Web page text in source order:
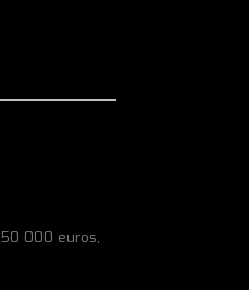
000 euros,